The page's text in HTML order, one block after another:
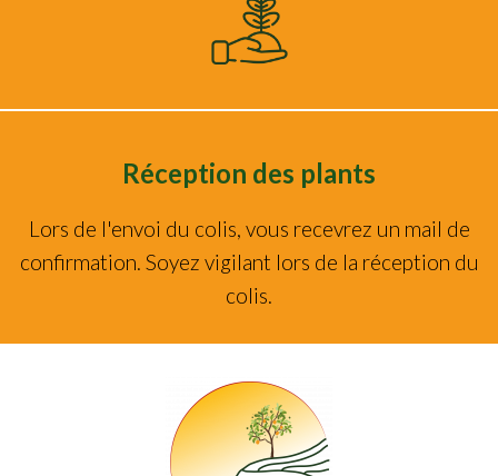
Réception des plants
Lors de l'envoi du colis, vous recevrez un mail de
confirmation. Soyez vigilant lors de la réception du
colis.